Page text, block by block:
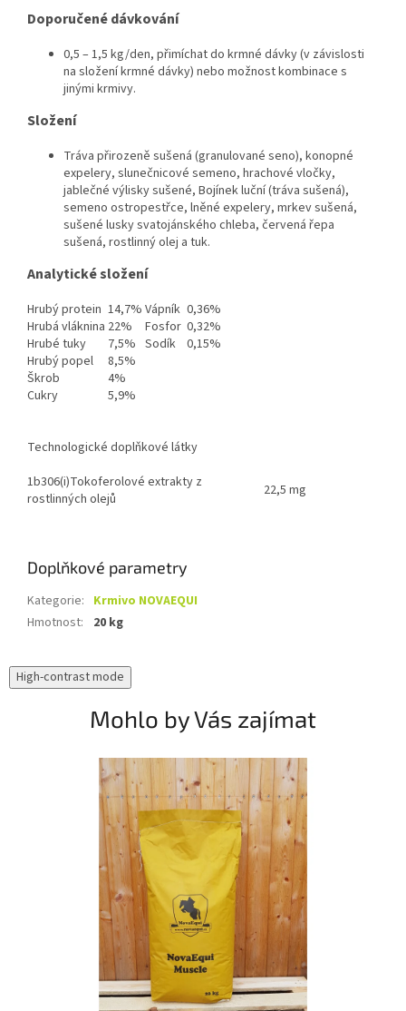
Doporučené dávkování
0,5 – 1,5 kg/den, přimíchat do krmné dávky (v závislosti
na složení krmné dávky) nebo možnost kombinace s
jinými krmivy.
Složení
Tráva přirozeně sušená (granulované seno), konopné
expelery, slunečnicové semeno, hrachové vločky,
jablečné výlisky sušené, Bojínek luční (tráva sušená),
semeno ostropestřce, lněné expelery, mrkev sušená,
sušené lusky svatojánského chleba, červená řepa
sušená, rostlinný olej a tuk.
Analytické složení
Hrubý protein 14,7% Vápník 0,36%
Hrubá vláknina 22% Fosfor 0,32%
Hrubé tuky
7,5% Sodík 0,15%
Hrubý popel
8,5%
Škrob
4%
Cukry
5,9%
Technologické doplňkové látky
1b306(i)Tokoferolové extrakty z
rostlinných olejů
22,5 mg
Doplňkové parametry
Kategorie: Krmivo NOVAEQUI
Hmotnost: 20 kg
High-contrast mode
Mohlo by Vás zajímat